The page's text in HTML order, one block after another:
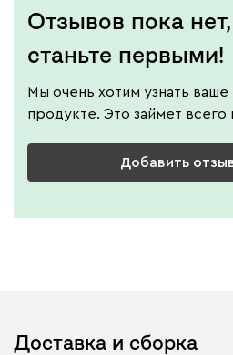
Отзывов пока нет,
станьте первыми!
Мы очень хотим узнать
продукте. Это займет всего
Добавить
Доставка и сборка